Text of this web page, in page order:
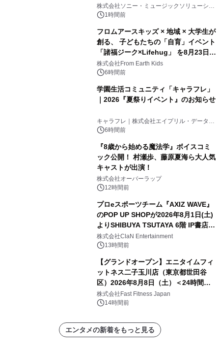
開始
株式会社ソニー・ミュージックソリューショ
ンズ1時間前
フロムアースキッズ × 地域 × 大学生が
創る、 子どもたちの「自育」イベント
「諸福ジーク×Lifehug」 を8月23日
(日)開催
株式会社From Earth Kids
6時間前
学園生活コミュニティ「キャラフレ」
｜2026『夏祭りイベント』のお知らせ
キャラフレ｜株式会社エイプリル・データ・
デザインズ
6時間前
『8歳から始める魔法学』ボイスコミ
ック公開！ 村瀬歩、藤原夏海ら大人気
キャストが出演！
株式会社オーバーラップ
12時間前
プロeスポーツチーム『AXIZ WAVE』
のPOP UP SHOPが2026年8月1日(土)
よりSHIBUYA TSUTAYA 6階 IP書店で
開催決定！！
株式会社ClaN Entertainment
13時間前
【グランドオープン】エニタイムフィ
ットネス二子玉川店（東京都世田谷
区）2026年8月8日（土）＜24時間年
中無休のフィットネスジム＞
株式会社Fast Fitness Japan
14時間前
エンタメの新着をもっと見る